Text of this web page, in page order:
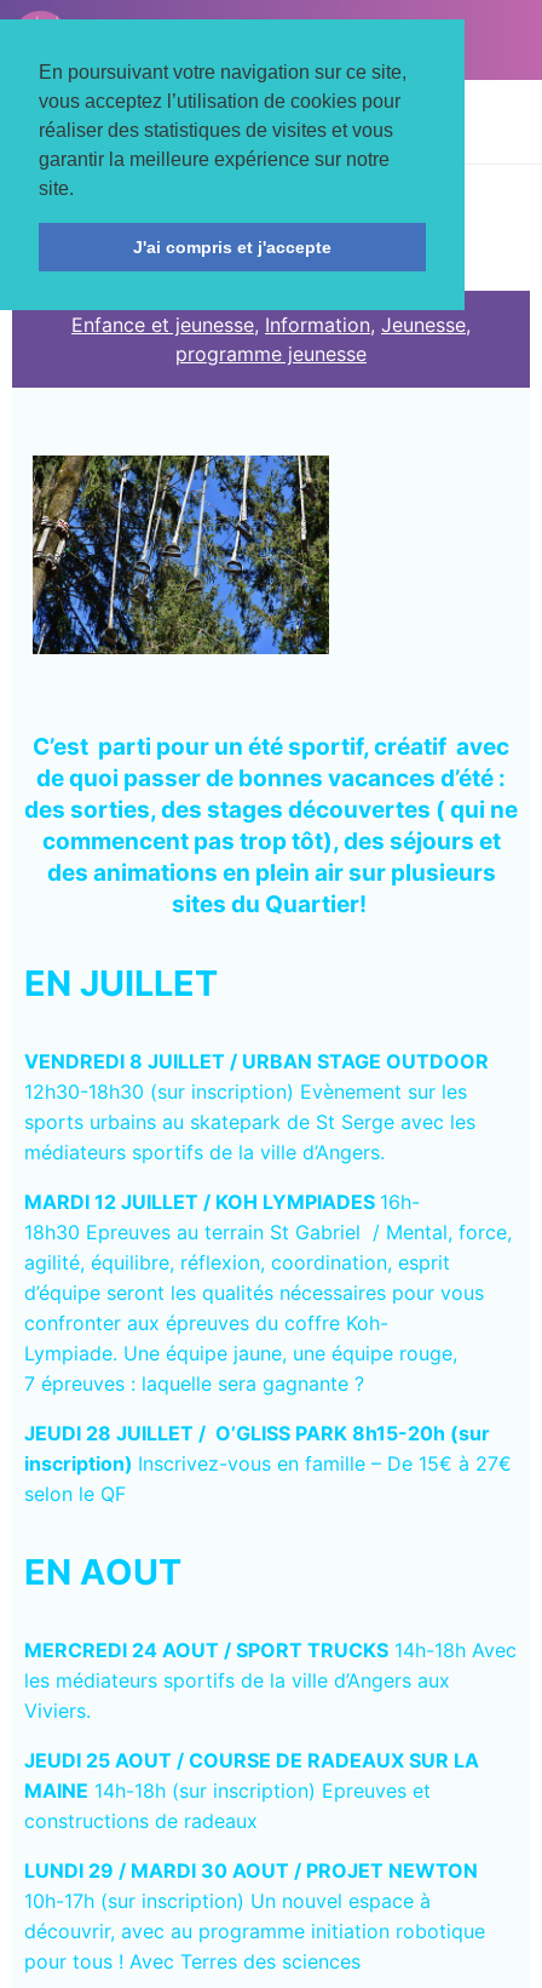
En poursuivant votre navigation sur ce site,
vous acceptez l’utilisation de cookies pour
réaliser des statistiques de visites et vous
garantir la meilleure expérience sur notre
site.
J'ai compris et j'accepte
LE TROIS MATS
Accueil Actualités
Enfance et jeunesse
INFOS JEUNESSE
C'EST L'ÉTÉ !
Enfance et jeunesse, Information, Jeunesse,
programme jeunesse
C’est parti pour un été sportif, créatif avec
de quoi passer de bonnes vacances d’été :
des sorties, des stages découvertes ( qui ne
commencent pas trop tôt), des séjours et
des animations en plein air sur plusieurs
sites du Quartier!
EN JUILLET
VENDREDI 8 JUILLET / URBAN STAGE OUTDOOR
12h30-18h30 (sur inscription) Evènement sur les
sports urbains au skatepark de St Serge avec les
médiateurs sportifs de la ville d’Angers.
MARDI 12 JUILLET / KOH LYMPIADES 16h-
18h30 Epreuves au terrain St Gabriel / Mental, force,
agilité, équilibre, réflexion, coordination, esprit
d’équipe seront les qualités nécessaires pour vous
confronter aux épreuves du coffre Koh-
Lympiade. Une équipe jaune, une équipe rouge,
7 épreuves : laquelle sera gagnante ?
JEUDI 28 JUILLET / O’GLISS PARK 8h15-20h (sur
inscription) Inscrivez-vous en famille – De 15€ à 27€
selon le QF
EN AOUT
MERCREDI 24 AOUT / SPORT TRUCKS 14h-18h Avec
les médiateurs sportifs de la ville d’Angers aux
Viviers.
JEUDI 25 AOUT / COURSE DE RADEAUX SUR LA
MAINE 14h-18h (sur inscription) Epreuves et
constructions de radeaux
LUNDI 29 / MARDI 30 AOUT / PROJET NEWTON
10h-17h (sur inscription) Un nouvel espace à
découvrir, avec au programme initiation robotique
pour tous ! Avec Terres des sciences